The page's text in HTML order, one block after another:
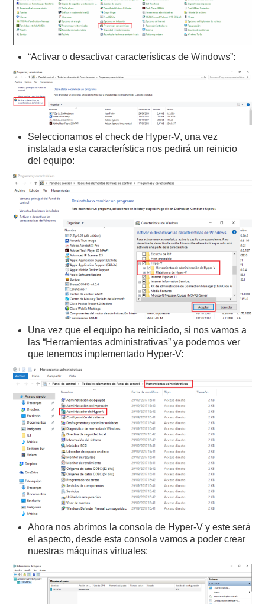
“Activar o desactivar características de Windows”:
Seleccionamos el check de Hyper-V, una vez
instalada esta característica nos pedirá un reinicio
del equipo:
Una vez que el equipo ha reiniciado, si nos vamos a
las “Herramientas administrativas” ya podemos ver
que tenemos implementado Hyper-V:
Ahora nos abrimos la consola de Hyper-V y este será
el aspecto, desde esta consola vamos a poder crear
nuestras máquinas virtuales: